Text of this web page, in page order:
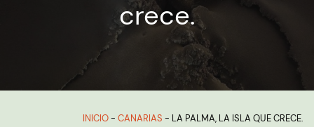
crece.
INICIO- CANARIAS - LA PALMA, LA ISLA QUE CRECE.